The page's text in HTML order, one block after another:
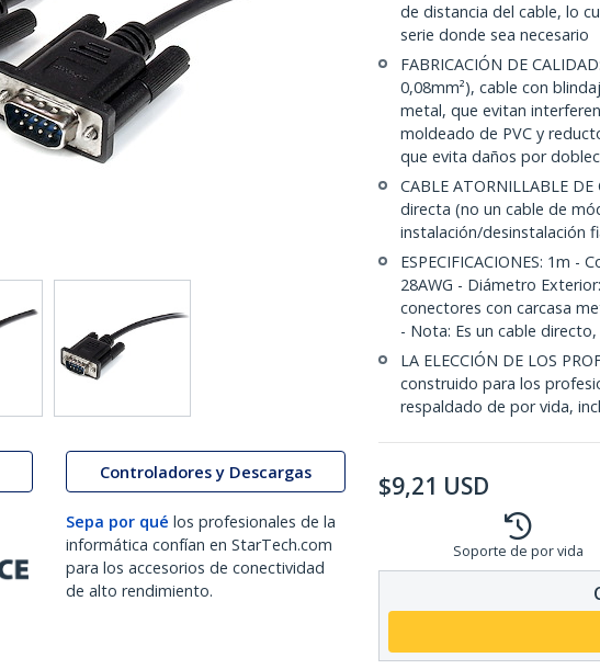
Controladores y Descargas
Sepa por qué los profesionales de la
informática confían en StarTech.com
para los accesorios de conectividad
de alto rendimiento.
de distancia del cable, lo
serie donde sea necesario
FABRICACIÓN DE
0,08mm²), cable con
metal, que evitan
moldeado de PVC y
que evita daños por
CABLE ATORNILLABLE
directa (no un cable de
instalación/desinstalación
ESPECIFICACIONES: 1m
28AWG - Diámetro
conectores con carcasa
- Nota: Es un cable
LA ELECCIÓN DE LOS
construido para los
respaldado de por vida,
$9,21 USD
Soporte de por vida